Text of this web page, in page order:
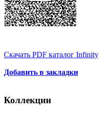
Скачать PDF каталог Infinity
Добавить в закладки
Коллекции